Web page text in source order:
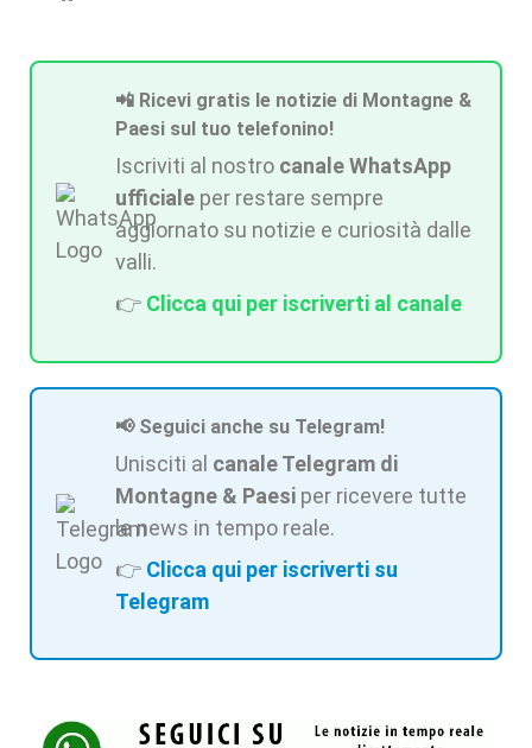
📲 Ricevi gratis le notizie di Montagne &
Paesi sul tuo telefonino!
Iscriviti al nostro canale WhatsApp
ufficiale per restare sempre
aggiornato su notizie e curiosità dalle
valli.
👉 Clicca qui per iscriverti al canale
📢 Seguici anche su Telegram!
Unisciti al canale Telegram di
Montagne & Paesi per ricevere tutte
le news in tempo reale.
👉 Clicca qui per iscriverti su
Telegram